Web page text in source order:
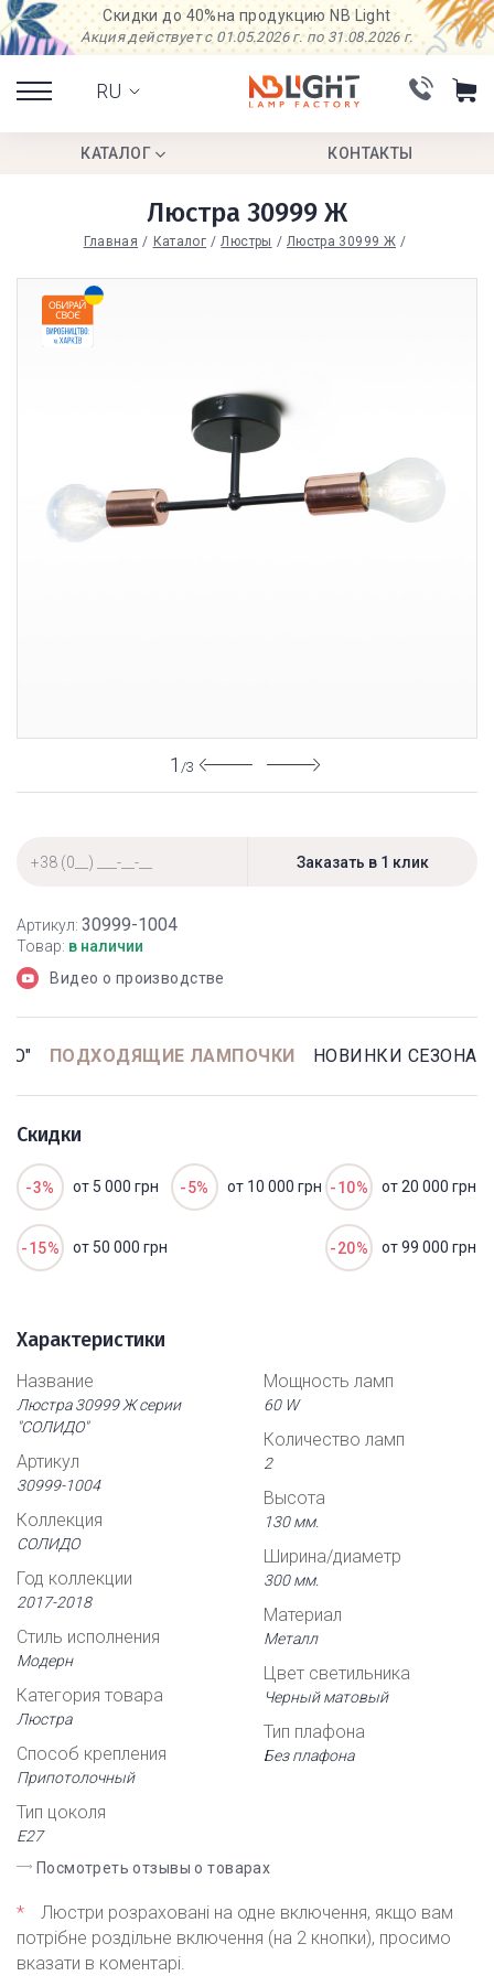
Скидки до 40%на продукцию NB Light
Акция действует с 01.05.2026 г. по 31.08.2026 г.
RU
КАТАЛОГ КОНТАКТЫ
Люстра 30999 Ж
Главная Каталог Люстры Люстра 30999 Ж
1 /3
Артикул: 30999-1004
Товар: в наличии
Видео о производстве
ПОДХОДЯЩИЕ ЛАМПОЧКИ НОВИНКИ СЕЗОНА
Скидки
-3% от 5 000 грн -5% от 10 000 грн -10% от 20 000 грн
-15% от 50 000 грн -20% от 99 000 грн
Характеристики
Название
Люстра 30999 Ж серии
"СОЛИДО"
Артикул
30999-1004
Коллекция
СОЛИДО
Год коллекции
2017-2018
Стиль исполнения
Модерн
Категория товара
Люстра
Способ крепления
Припотолочный
Тип цоколя
Е27
Мощность ламп
60 W
Количество ламп
2
Высота
130 мм.
Ширина/диаметр
300 мм.
Материал
Металл
Цвет светильника
Черный матовый
Тип плафона
Без плафона
Посмотреть отзывы о товарах
*
Люстри розраховані на одне включення, якщо вам
потрібне роздільне включення (на 2 кнопки), просимо
вказати в коментарі.